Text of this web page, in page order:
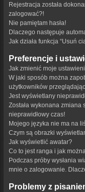
Rejestracja została
zalogować?!
Nie pamiętam hasła!
Dlaczego następuje
Jak działa funkcja “Usuń
Preferencje i
Jak zmienić moje
W jaki sposób można
użytkowników
Jest wyświetlany
Została wykonana
nieprawidłowy czas!
Mojego języka nie ma na
Czym są obrazki
Jak wyświetlić awatar?
Co to jest ranga i jak
Podczas próby wysłania
mnie o zalogowanie.
Problemy z